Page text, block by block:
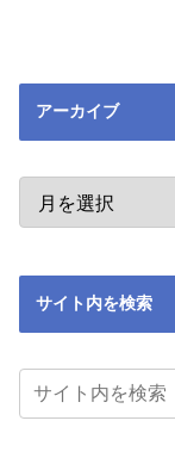
アーカイブ
サイト内を検索